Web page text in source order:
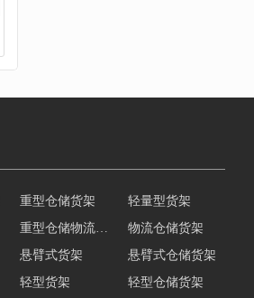
重型仓储货架
轻量型货架
重型仓储物流货架
物流仓储货架
悬臂式货架
悬臂式仓储货架
轻型货架 轻型仓储货架